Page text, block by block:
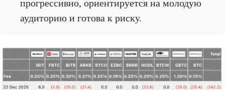
прогрессивно, ориентируется на молодую
аудиторию и готова к риску.